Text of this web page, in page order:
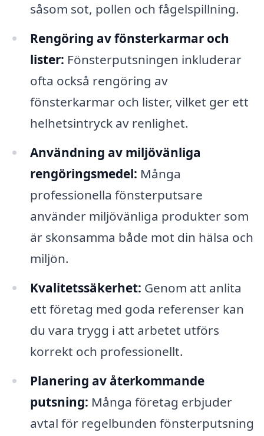
såsom sot, pollen och fågelspillning.
Rengöring av fönsterkarmar och
lister: Fönsterputsningen inkluderar
ofta också rengöring av
fönsterkarmar och lister, vilket ger ett
helhetsintryck av renlighet.
Användning av miljövänliga
rengöringsmedel: Många
professionella fönsterputsare
använder miljövänliga produkter som
är skonsamma både mot din hälsa och
miljön.
Kvalitetssäkerhet: Genom att anlita
ett företag med goda referenser kan
du vara trygg i att arbetet utförs
korrekt och professionellt.
Planering av återkommande
putsning: Många företag erbjuder
avtal för regelbunden fönsterputsning